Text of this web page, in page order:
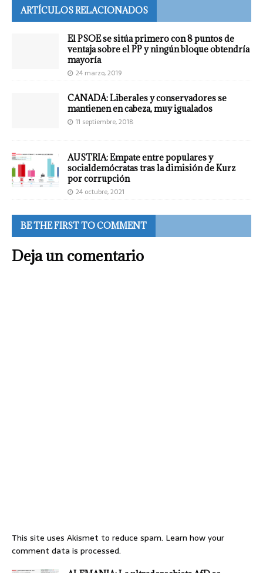
ARTÍCULOS RELACIONADOS
El PSOE se sitúa primero con 8 puntos de
ventaja sobre el PP y ningún bloque obtendría
mayoría
24 marzo, 2019
CANADÁ: Liberales y conservadores se
mantienen en cabeza, muy igualados
11 septiembre, 2018
AUSTRIA: Empate entre populares y
socialdemócratas tras la dimisión de Kurz
por corrupción
24 octubre, 2021
BE THE FIRST TO COMMENT
Deja un comentario
This site uses Akismet to reduce spam. Learn how your
comment data is processed.